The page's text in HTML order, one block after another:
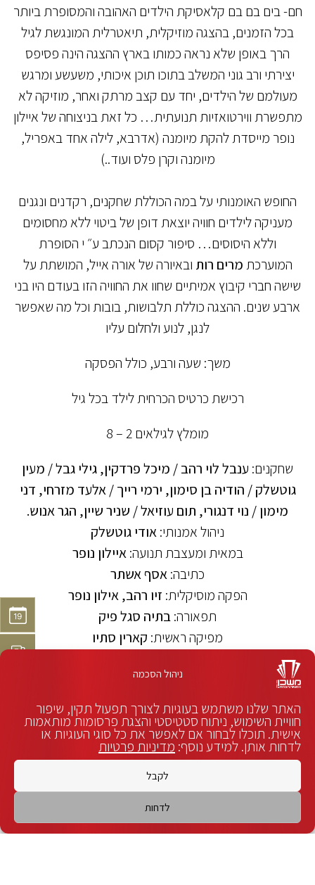
ניהול הסכמה
האתר שלנו משתמש בעוגיות לצורך תפעול תקין, שיפור
חוויית השימוש, ניתוח סטטיסטי והצגת פרסומות מותאמות
אישית. תוכלו לבחור אם לאפשר את כל סוגי העוגיות או
לדחות אותן. למידע נוסף: מדיניות פרטיות
לקבל
לדחות
חם- בים בם בם קלאסיקת הילדים האהובה והמסופרת ביותר
בכל הזמנים, בהצגה מוזיקלית, תיאטרלית המונגשת לגיל
הרך באופן שלא נראה כמותו בארץ ההצגה הינה פסיפס
יצירתי ורב גוני המשלב בתוכו תוכן איכותי, משעשע ומרגש
מעולמם של הילדים, יחד עם קצב מרתק ואחר, מוזיקה לא
מתפשרת ווירטואזיות תנועתית… כל זאת בניצוחה של איילון
נופר מייסדת להקת מיומנה (אדרבא, לילה אחד באפריל,
מיומנה וקרן פלס ועוד..)
החופש האומנותי על במה הכוללת שחקנים, רקדנים ונגנים
מעניקה לילדים חוויה יוצאת דופן של ביטוי ללא מחסומים
וללא היסוסים… סיפור קסום הנכתב ע״ י הסופרת
המוערכתמרים רות ובאיורה של אורה אייל, המושתת על
שישה חברי קיבוץ אמיתיים שחוו את החוויה הזו בעודם היו בני
ארבע שנים. ההצגה כוללת תלבושות, בובות וכל מה שאפשר
לנגן, לנוע ולחלום עליו
משך: שעה ורבע, כולל הפסקה
רכישת כרטיס הכרחית לילד בכל גיל
מומלץ לגילאים 2 – 8
שחקנים: ענבל לוי רהב / מיכל פרדקין, גילי גבל / מעין
גוטשלק / הודיה בן סימון, ירמי רייך / אלעד מזרחי, דני
מימון / נוי דנגורי, תום עוזיאל / שניר שיין, הגר אנוש.
ניהול אמנותי:אודי גוטשלק
במאית ומעצבת תנועה:איילון נופר
כתיבה:אסף אשתר
הפקה מוסיקלית: זיו רהב, אילון נופר
תפאורה:בתיה סגל פיק
מפיקה ראשית: קארין סתיו
קרדיט לתמונה: עדי ברק
המשכן לאמנויות הבמה פועל על פי חוק שיוויון זכויות לאנשים
עם מוגבלות.
במידה ונדרשת עבורך התאמת נגישות מיוחדת לאירוע זה,
יש לפנות למוקד המשכן בדואר אלקטרוני או בטלפון: